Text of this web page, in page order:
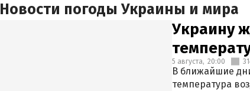
Новости погоды Украины и мира
Украину
5 августа, 20:00
В ближайшие
температура